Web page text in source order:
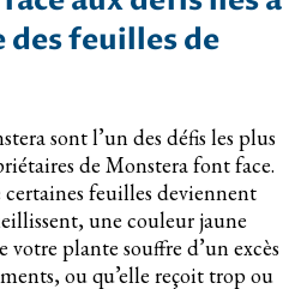
des feuilles de
sont l’un des défis les plus
de Monstera font face.
feuilles deviennent
une couleur jaune
votre plante souffre d’un excès
ou qu’elle reçoit trop ou